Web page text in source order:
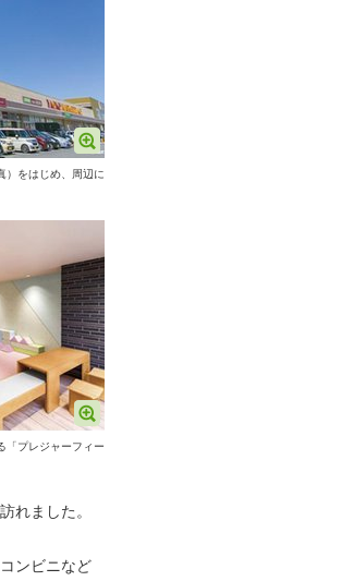
）をはじめ、周辺に
「プレジャーフィー
れました。
ンビニなど